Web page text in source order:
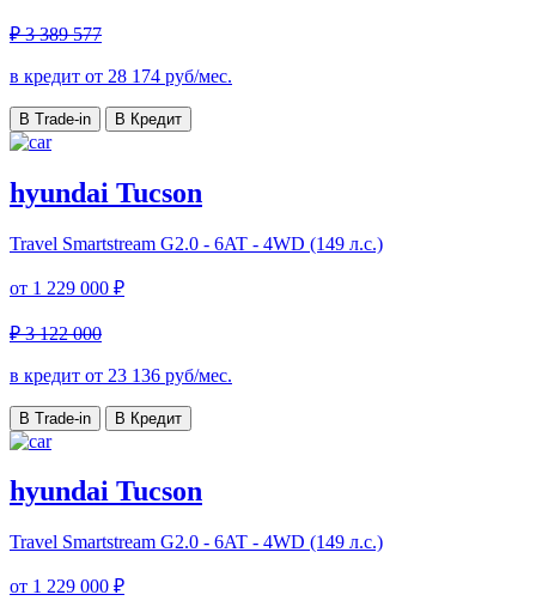
₽ 3 389 577
в кредит от 28 174 руб/мес.
В Trade-in В Кредит
hyundai Tucson
Travel Smartstream G2.0 - 6AT - 4WD (149 л.с.)
от 1 229 000 ₽
₽ 3 122 000
в кредит от 23 136 руб/мес.
В Trade-in В Кредит
hyundai Tucson
Travel Smartstream G2.0 - 6AT - 4WD (149 л.с.)
от 1 229 000 ₽